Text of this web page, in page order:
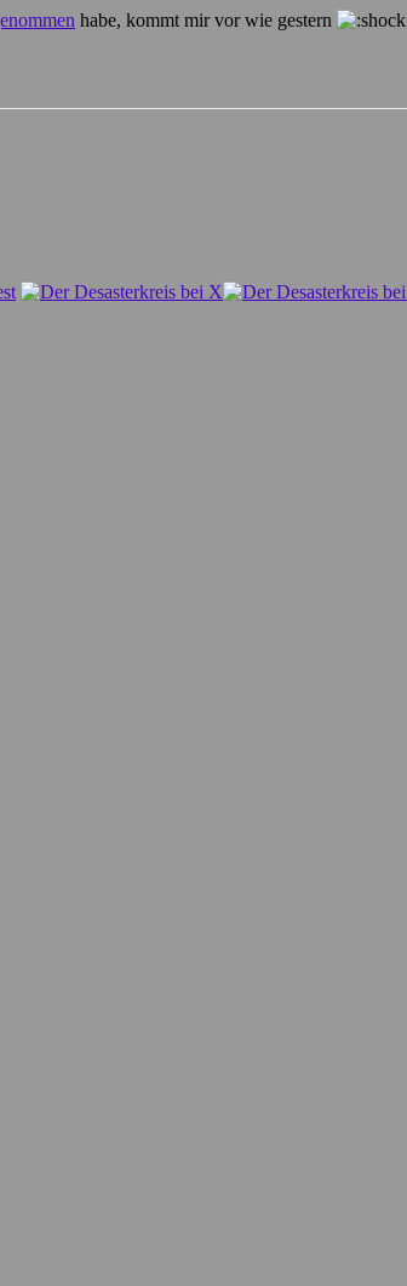
habe, kommt mir vor wie gestern